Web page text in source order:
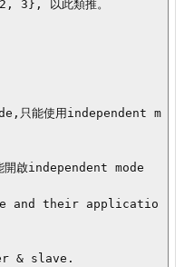
只能使用independent m
& slave.